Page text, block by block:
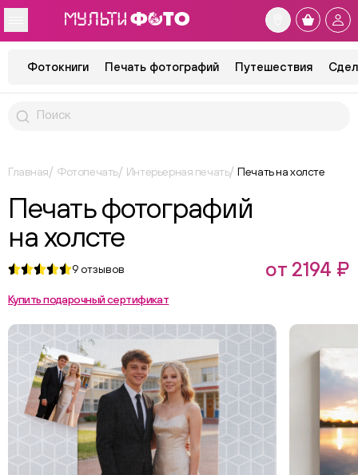
Фотокниги Печать фотографий Путешествия
Главная Фотопечать Интерьерная печать Печать на холсте
Печать фотографий
на холсте
9 отзывов от 2194 ₽
Купить подарочный сертификат